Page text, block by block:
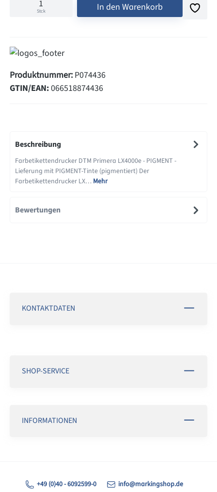
Stck In den Warenkorb
Produktnummer: P074436
GTIN/EAN:066518874436
Beschreibung
Farbetikettendrucker DTM Primera LX4000e - PIGMENT -
Lieferung mit PIGMENT-Tinte (pigmentiert) Der
Farbetikettendrucker LX… Mehr
Bewertungen
KONTAKTDATEN
SHOP-SERVICE
INFORMATIONEN
+49 (0)40 - 6092599-0
info@markingshop.de